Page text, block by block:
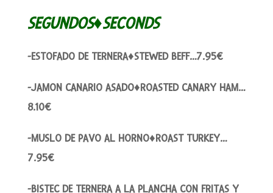
SEGUNDOS♦SECONDS
-ESTOFADO DE TERNERA♦STEWED BEFF…7.95€
-JAMON CANARIO ASADO♦ROASTED CANARY HAM…
8.10€
-MUSLO DE PAVO AL HORNO♦ROAST TURKEY…
7.95€
-BISTEC DE TERNERA A LA PLANCHA CON FRITAS Y